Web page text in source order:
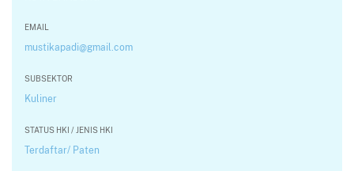
EMAIL
mustikapadi@gmail.com
SUBSEKTOR
Kuliner
STATUS HKI / JENIS HKI
Terdaftar/ Paten